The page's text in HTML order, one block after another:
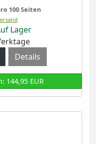
100 Seiten
Lager
Details
144,95 EUR